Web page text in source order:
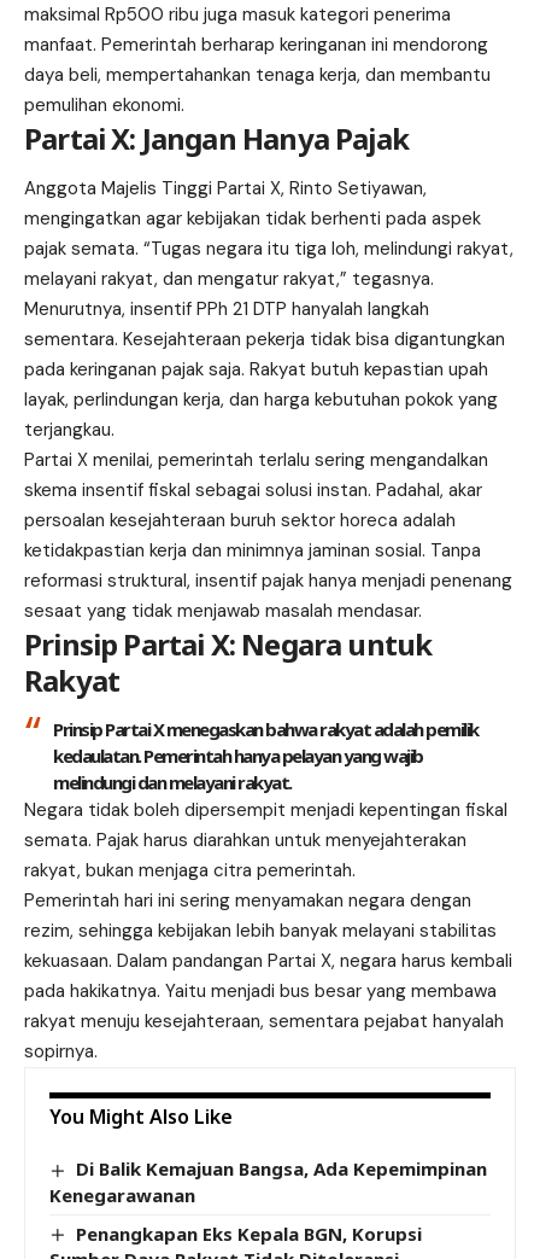
maksimal Rp500 ribu juga masuk kategori penerima
manfaat. Pemerintah berharap keringanan ini mendorong
daya beli, mempertahankan tenaga kerja, dan membantu
pemulihan ekonomi.
Partai X: Jangan Hanya Pajak
Anggota Majelis Tinggi Partai X, Rinto Setiyawan,
mengingatkan agar kebijakan tidak berhenti pada aspek
pajak semata. “Tugas negara itu tiga loh, melindungi rakyat,
melayani rakyat, dan mengatur rakyat,” tegasnya.
Menurutnya, insentif PPh 21 DTP hanyalah langkah
sementara. Kesejahteraan pekerja tidak bisa digantungkan
pada keringanan pajak saja. Rakyat butuh kepastian upah
layak, perlindungan kerja, dan harga kebutuhan pokok yang
terjangkau.
Partai X menilai, pemerintah terlalu sering mengandalkan
skema insentif fiskal sebagai solusi instan. Padahal, akar
persoalan kesejahteraan buruh sektor horeca adalah
ketidakpastian kerja dan minimnya jaminan sosial. Tanpa
reformasi struktural, insentif pajak hanya menjadi penenang
sesaat yang tidak menjawab masalah mendasar.
Prinsip Partai X: Negara untuk
Rakyat
Prinsip Partai X menegaskan bahwa rakyat adalah pemilik
kedaulatan. Pemerintah hanya pelayan yang wajib
melindungi dan melayani rakyat.
Negara tidak boleh dipersempit menjadi kepentingan fiskal
semata. Pajak harus diarahkan untuk menyejahterakan
rakyat, bukan menjaga citra pemerintah.
Pemerintah hari ini sering menyamakan negara dengan
rezim, sehingga kebijakan lebih banyak melayani stabilitas
kekuasaan. Dalam pandangan Partai X, negara harus kembali
pada hakikatnya. Yaitu menjadi bus besar yang membawa
rakyat menuju kesejahteraan, sementara pejabat hanyalah
sopirnya.
You Might Also Like
Di Balik Kemajuan Bangsa, Ada Kepemimpinan
Kenegarawanan
Penangkapan Eks Kepala BGN, Korupsi